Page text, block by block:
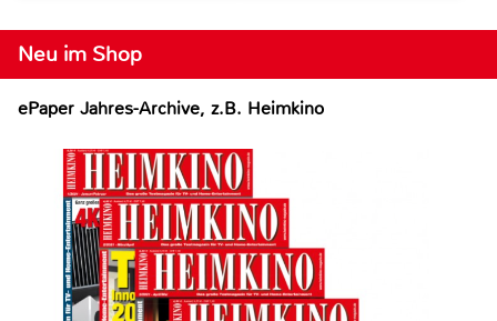
Neu im Shop
ePaper Jahres-Archive, z.B. Heimkino